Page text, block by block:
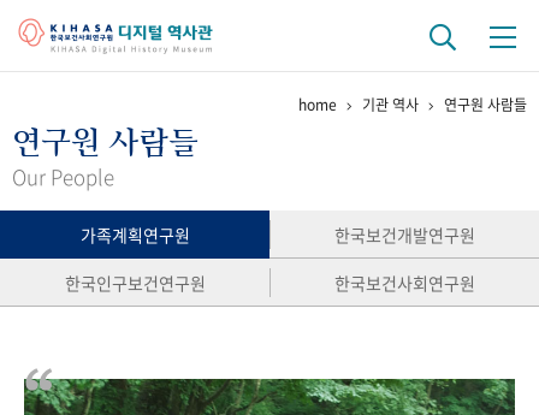
걸어온 길 기관 변천사
연구 역사
정책과 연구 키워드로 보는 연구 역사
연구자들
간행물 변천사
기록물 아카이브
home 기관 역사 연구원 사람들
연구원 사람들
Our People
가족계획연구원
한국보건개발연구원
한국인구보건연구원
한국보건사회연구원